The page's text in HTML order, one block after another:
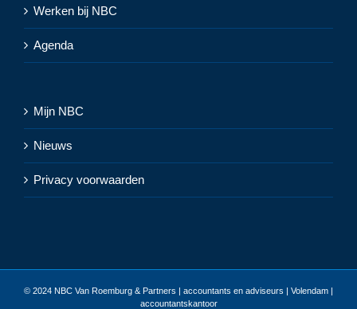
Werken bij NBC
Agenda
Mijn NBC
Nieuws
Privacy voorwaarden
© 2024 NBC Van Roemburg & Partners | accountants en adviseurs | Volendam |
accountantskantoor